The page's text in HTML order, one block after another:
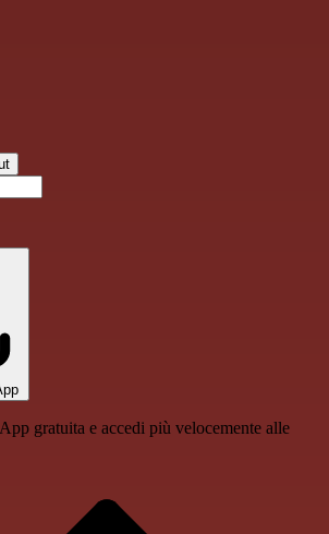
gratuita e accedi più velocemente alle